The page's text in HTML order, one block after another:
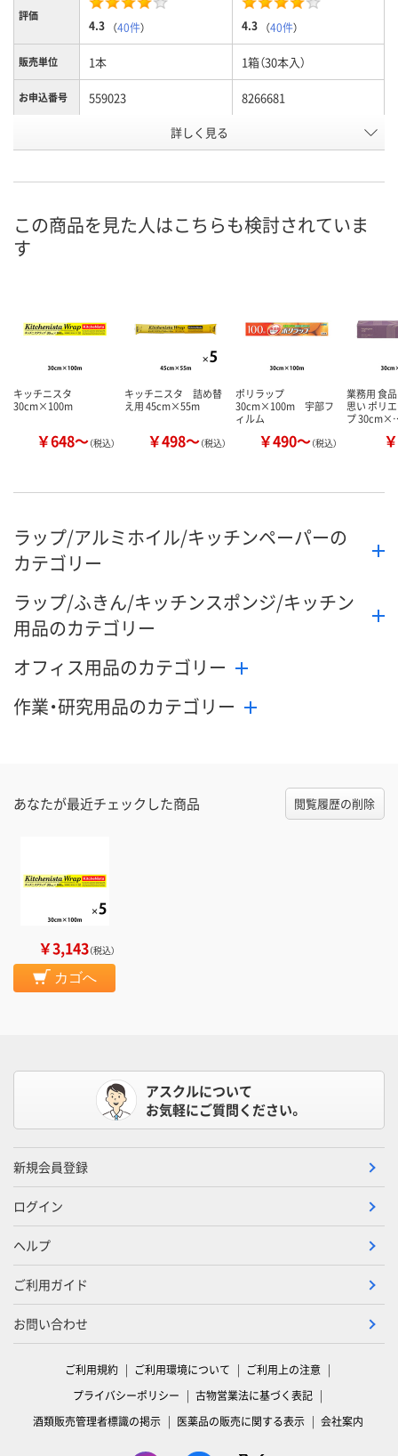
評価
4.3 （40件） 4.3 （40件）
販売単位 1本 1箱（30本入）
お申込番号 559023 8266681
詳しく見る
この商品を見た人はこちらも検討されていま
す
キッチニスタ
30cm×100m
￥648～（税込）
キッチニスタ 詰め替
え用 45cm×55m
￥498～（税込）
ポリラップ
30cm×100m 宇部フ
ィルム
￥490～（税込）
業務用 食
思い ポリ
プ
ラップ/アルミホイル/キッチンペーパーの
カテゴリー
ラップ/ふきん/キッチンスポンジ/キッチン
用品のカテゴリー
オフィス用品のカテゴリー
作業・研究用品のカテゴリー
あなたが最近チェックした商品 閲覧履歴の削除
￥3,143（税込）
カゴへ
アスクルについて
お気軽にご質問ください。
新規会員登録
ログイン
ヘルプ
ご利用ガイド
お問い合わせ
ご利用規約 ご利用環境について
ご利用上の注意
プライバシーポリシー
古物営業法に基づく表記
酒類販売管理者標識の掲示
医薬品の販売に関する表示 会社案内